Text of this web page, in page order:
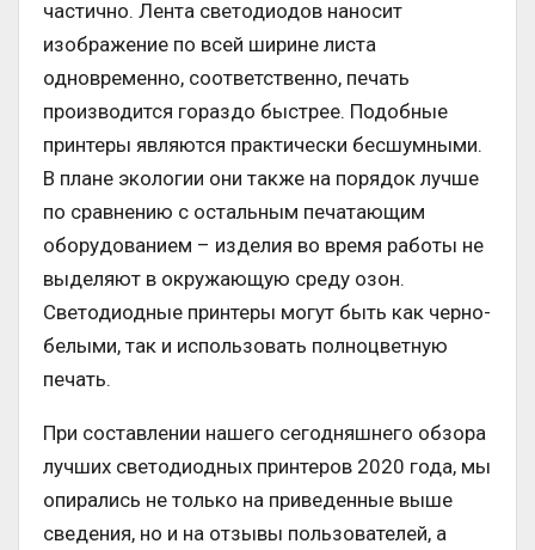
частично. Лента светодиодов наносит
изображение по всей ширине листа
одновременно, соответственно, печать
производится гораздо быстрее. Подобные
принтеры являются практически бесшумными.
В плане экологии они также на порядок лучше
по сравнению с остальным печатающим
оборудованием – изделия во время работы не
выделяют в окружающую среду озон.
Светодиодные принтеры могут быть как черно-
белыми, так и использовать полноцветную
печать.
При составлении нашего сегодняшнего обзора
лучших светодиодных принтеров 2020 года, мы
опирались не только на приведенные выше
сведения, но и на отзывы пользователей, а